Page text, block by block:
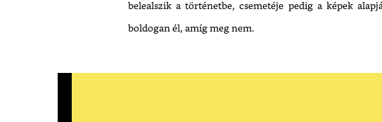
belealszik a történetbe, csemetéje pedig a képek
boldogan él, amíg meg nem.